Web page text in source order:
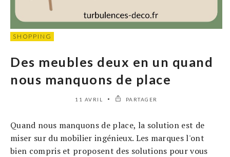
SHOPPING
Des meubles deux en un quand
nous manquons de place
11 AVRIL PARTAGER
Quand nous manquons de place, la solution est de
miser sur du mobilier ingénieux. Les marques l'ont
bien compris et proposent des solutions pour vous